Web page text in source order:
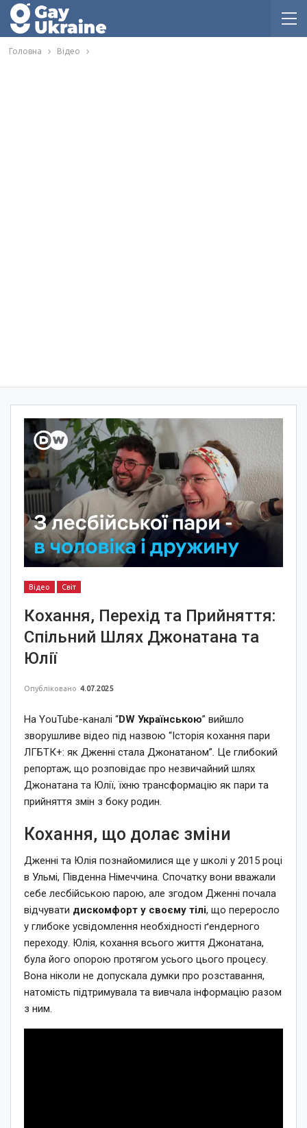
Головна Відео
Відео Світ
Кохання, Перехід та Прийняття:
Спільний Шлях Джонатана та
Юлії
Опубліковано 4.07.2025
На YouTube-каналі “DW Українською” вийшло
зворушливе відео під назвою “Історія кохання пари
ЛГБТК+: як Дженні стала Джонатаном”. Це глибокий
репортаж, що розповідає про незвичайний шлях
Джонатана та Юлії, їхню трансформацію як пари та
прийняття змін з боку родин.
Кохання, що долає зміни
Дженні та Юлія познайомилися ще у школі у 2015 році
в Ульмі, Південна Німеччина. Спочатку вони вважали
себе лесбійською парою, але згодом Дженні почала
відчувати дискомфорт у своєму тілі, що переросло
у глибоке усвідомлення необхідності ґендерного
переходу. Юлія, кохання всього життя Джонатана,
була його опорою протягом усього цього процесу.
Вона ніколи не допускала думки про розставання,
натомість підтримувала та вивчала інформацію разом
з ним.